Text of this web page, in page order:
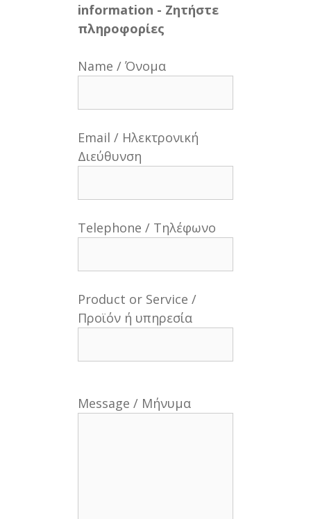
information - Ζητήστε
πληροφορίες
Name / Όνομα
Email / Ηλεκτρονική
Διεύθυνση
Telephone / Τηλέφωνο
Product or Service /
Προϊόν ή υπηρεσία
Message / Μήνυμα